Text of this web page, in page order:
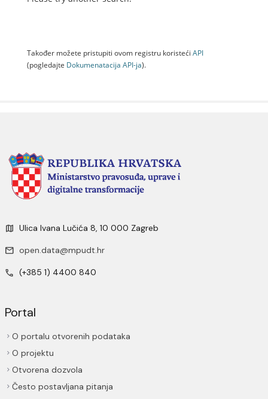
Također možete pristupiti ovom registru koristeći API
(pogledajte Dokumenаtаcijа API-jа).